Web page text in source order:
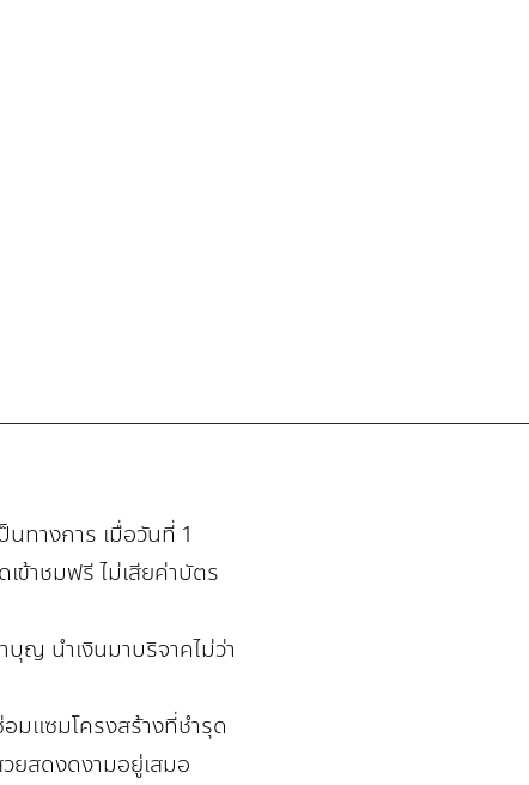
ทางการ เมื่อวันที่ 1
ข้าชมฟรี ไม่เสียค่าบัตร
นำเงินมาบริจาคไม่ว่า
มแซมโครงสร้างที่ชำรุด
ยสดงดงามอยู่เสมอ